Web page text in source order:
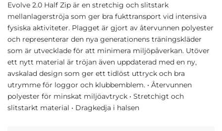
Evolve 2.0 Half Zip är en stretchig och slitstark
mellanlagerströja som ger bra fukttransport vid intensiva
fysiska aktiviteter. Plagget är gjort av återvunnen polyester
och representerar den nya generationens träningskläder
som är utvecklade för att minimera miljöpåverkan. Utöver
ett nytt material är tröjan även uppdaterad med en ny,
avskalad design som ger ett tidlöst uttryck och bra
utrymme för loggor och klubbemblem. • Återvunnen
polyester för minskat miljöavtryck • Stretchigt och
slitstarkt material • Dragkedja i halsen